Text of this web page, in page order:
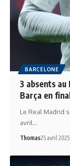
BARCELONE
3 absents
Barça en
Le Real Madrid
avril…
Thomas25 avril 2025